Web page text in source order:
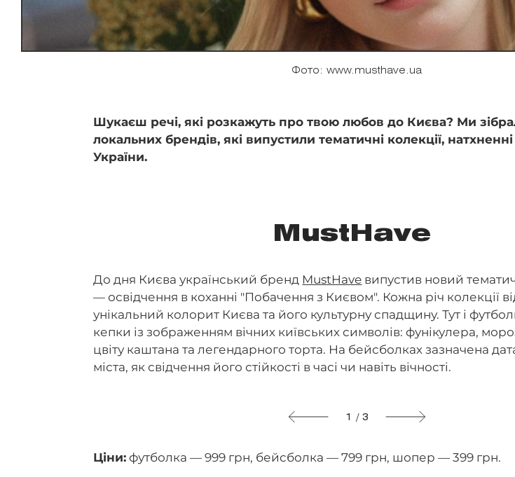
Фото: www.musthave.ua
Шукаєш речі, які розкажуть про твою любов до Києва? Ми
локальних брендів, які випустили тематичні колекції,
України.
MustHave
До дня Києва український бренд MustHave випустив новий
— освідчення в коханні "Побачення з Києвом". Кожна річ колекції
унікальний колорит Києва та його культурну спадщину. Тут і
кепки із зображенням вічних київських символів: фунікулера,
цвіту каштана та легендарного торта. На бейсболках зазначена
міста, як свідчення його стійкості в часі чи навіть вічності.
1 / 3
Ціни: футболка — 999 грн, бейсболка — 799 грн, шопер — 399 грн.